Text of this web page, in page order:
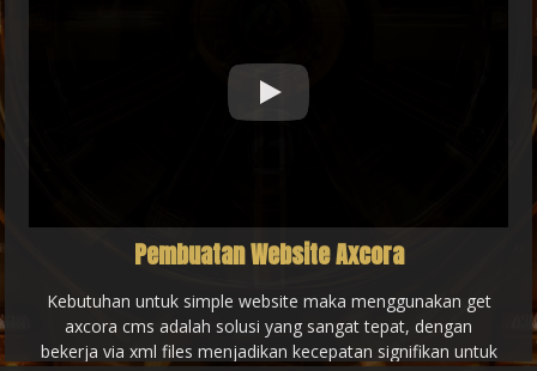
Play
Pembuatan Website Axcora
Kebutuhan untuk simple website maka menggunakan get
axcora cms adalah solusi yang sangat tepat, dengan
bekerja via xml files menjadikan kecepatan signifikan untuk